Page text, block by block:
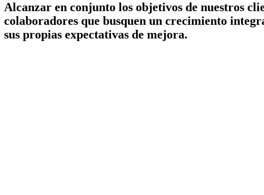
Alcanzar en conjunto los objetivos de nuestros
colaboradores que busquen un crecimiento
sus propias expectativas de mejora.